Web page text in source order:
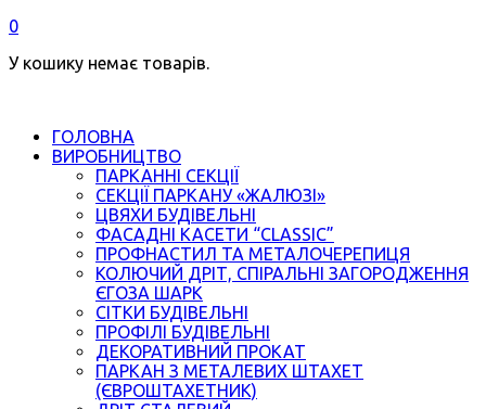
0
У кошику немає товарів.
ГОЛОВНА
ВИРОБНИЦТВО
ПАРКАННІ СЕКЦІЇ
СЕКЦІЇ ПАРКАНУ «ЖАЛЮЗІ»
ЦВЯХИ БУДІВЕЛЬНІ
ФАСАДНІ КАСЕТИ “CLASSIC”
ПРОФНАСТИЛ ТА МЕТАЛОЧЕРЕПИЦЯ
КОЛЮЧИЙ ДРІТ, СПІРАЛЬНІ ЗАГОРОДЖЕННЯ
ЄГОЗА ШАРК
СІТКИ БУДІВЕЛЬНІ
ПРОФІЛІ БУДІВЕЛЬНІ
ДЕКОРАТИВНИЙ ПРОКАТ
ПАРКАН З МЕТАЛЕВИХ ШТАХЕТ
(ЄВРОШТАХЕТНИК)